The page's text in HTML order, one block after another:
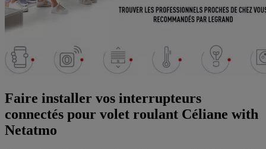
Faire installer vos interrupteurs
connectés pour volet roulant Céliane with
Netatmo